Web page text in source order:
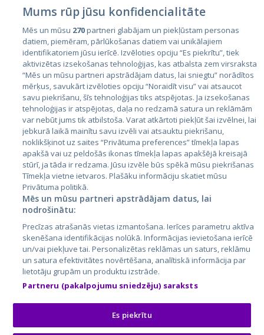
Страны
Эстония
Латвия
Литва
City24.lv
City24.ee
GetaPro.lv
GetaPro.ee
Skelbiu.lt
Autoplius.lt
Aruodas.lt
CVbankas.lt
Kainos.lt
Paslaugos.lt
auto24.ee
Osta.ee
KuldneBörs.ee
Mums rūp jūsu konfidencialitāte
Mēs un mūsu 270partneri glabājam un piekļūstam personas
datiem, piemēram, pārlūkošanas datiem vai unikālajiem
identifikatoriem jūsu ierīcē. Izvēloties opciju “Es piekrītu”, tiek
aktivizētas izsekošanas tehnoloģijas, kas atbalsta zem virsraksta
“Mēs un mūsu partneri apstrādājam datus, lai sniegtu” norādītos
mērķus, savukārt izvēloties opciju “Noraidīt visu” vai atsaucot
savu piekrišanu, šīs tehnoloģijas tiks atspējotas. Ja izsekošanas
tehnoloģijas ir atspējotas, daļa no redzamā satura un reklāmām
var nebūt jums tik atbilstoša. Varat atkārtoti piekļūt šai izvēlnei, lai
jebkurā laikā mainītu savu izvēli vai atsauktu piekrišanu,
noklikšķinot uz saites “Privātuma preferences” tīmekļa lapas
apakšā vai uz peldošās ikonas tīmekļa lapas apakšējā kreisajā
stūrī, ja tāda ir redzama. Jūsu izvēle būs spēkā mūsu piekrišanas
Tīmekļa vietne ietvaros. Plašāku informāciju skatiet mūsu
Privātuma politikā.
Mēs un mūsu partneri apstrādājam datus, lai
nodrošinātu:
Precīzas atrašanās vietas izmantošana. Ierīces parametru aktīva
skenēšana identifikācijas nolūkā. Informācijas ievietošana ierīcē
un/vai piekļuve tai. Personalizētas reklāmas un saturs, reklāmu
un satura efektivitātes novērtēšana, analītiskā informācija par
lietotāju grupām un produktu izstrāde.
Partneru (pakalpojumu sniedzēju) saraksts
Es piekrītu